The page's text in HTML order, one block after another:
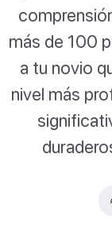
más de 100
a tu novio
nivel más